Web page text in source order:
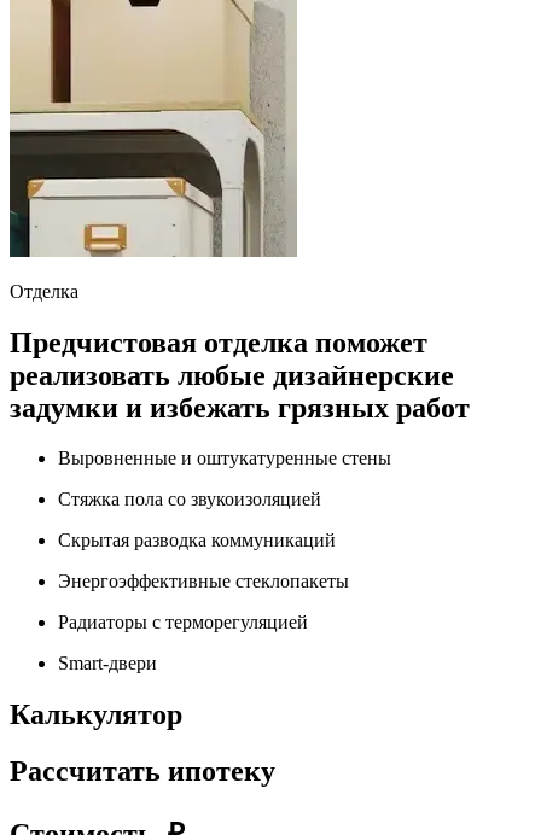
Отделка
Предчистовая отделка поможет
реализовать любые дизайнерские
задумки и избежать грязных работ
Выровненные и оштукатуренные стены
Стяжка пола со звукоизоляцией
Скрытая разводка коммуникаций
Энергоэффективные стеклопакеты
Радиаторы с терморегуляцией
Smart-двери
Калькулятор
Рассчитать ипотеку